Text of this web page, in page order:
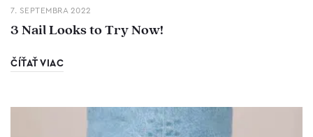
7. SEPTEMBRA 2022
3 Nail Looks to Try Now!
ČÍŤAŤ VIAC